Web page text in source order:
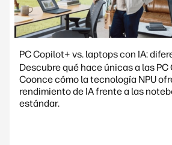
PC Copilot+ vs. laptops con IA:
Descubre qué hace únicas a las PC
Coonce cómo la tecnología NPU
rendimiento de IA frente a las
estándar.